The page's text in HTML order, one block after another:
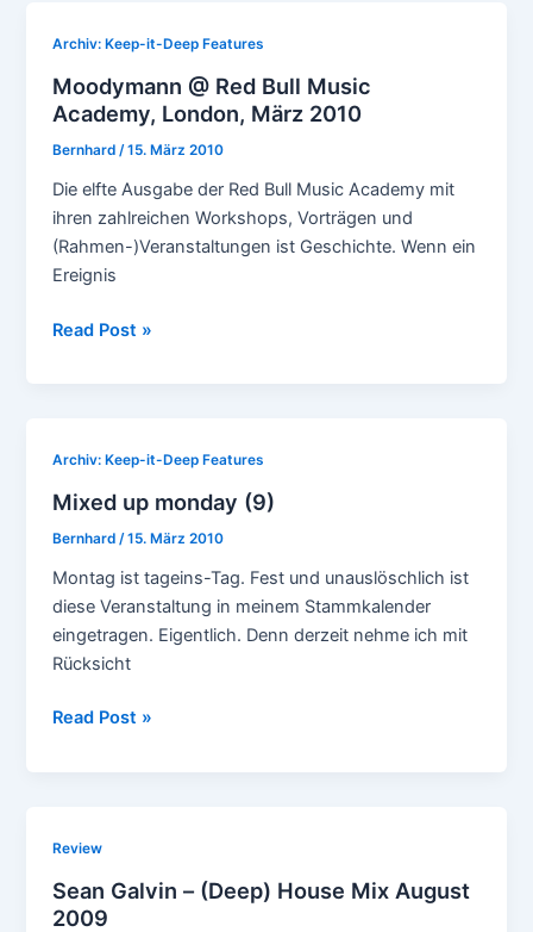
Archiv: Keep-it-Deep Features
Moodymann @ Red Bull Music
Academy, London, März 2010
Bernhard/15. März 2010
Die elfte Ausgabe der Red Bull Music Academy mit
ihren zahlreichen Workshops, Vorträgen und
(Rahmen-)Veranstaltungen ist Geschichte. Wenn ein
Ereignis
Moodymann
Academy,
London,
März
Read Post »
Archiv: Keep-it-Deep Features
Mixed up monday (9)
Bernhard /15. März 2010
Montag ist tageins-Tag. Fest und unauslöschlich ist
diese Veranstaltung in meinem Stammkalender
eingetragen. Eigentlich. Denn derzeit nehme ich mit
Rücksicht
Mixed
Read Post »
Review
Sean Galvin – (Deep) House Mix August
2009